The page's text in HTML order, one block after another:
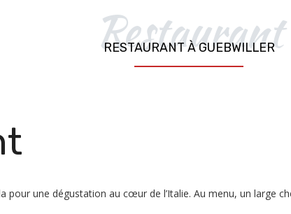
Restaurant
RESTAURANT À GUEBWILLER
une dégustation au cœur de l’Italie. Au menu, un large